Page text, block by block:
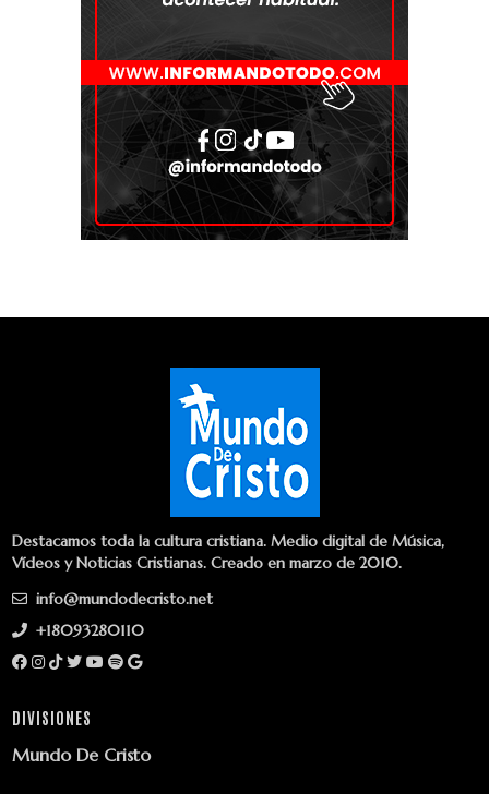
Destacamos toda la cultura cristiana. Medio digital de Música,
Vídeos y Noticias Cristianas. Creado en marzo de 2010.
info@mundodecristo.net
+18093280110
DIVISIONES
Mundo De Cristo